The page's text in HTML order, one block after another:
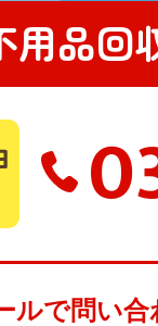
用品回
ルで問い合